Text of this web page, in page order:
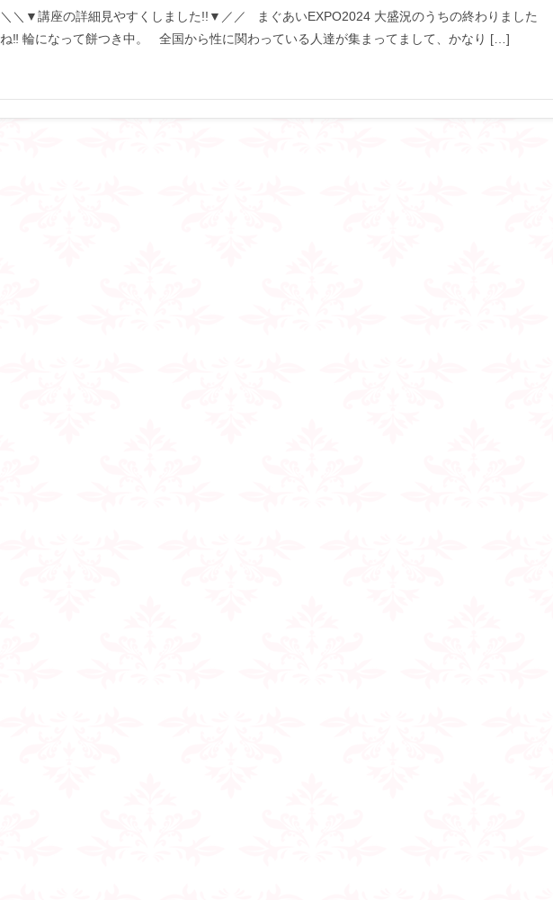
＼＼▼講座の詳細見やすくしました!!▼／／ まぐあいEXPO2024 大盛況のうちの終わりました
ね‼︎ 輪になって餅つき中。 全国から性に関わっている人達が集まってまして、かなり […]